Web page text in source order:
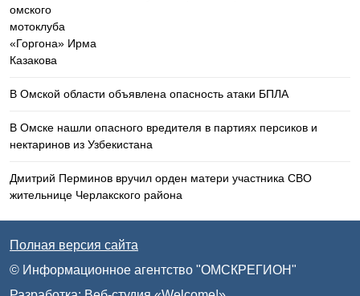
В Омской области объявлена опасность атаки БПЛА
В Омске нашли опасного вредителя в партиях персиков и
нектаринов из Узбекистана
Дмитрий Перминов вручил орден матери участника СВО
жительнице Черлакского района
Полная версия сайта
© Информационное агентство "ОМСКРЕГИОН"